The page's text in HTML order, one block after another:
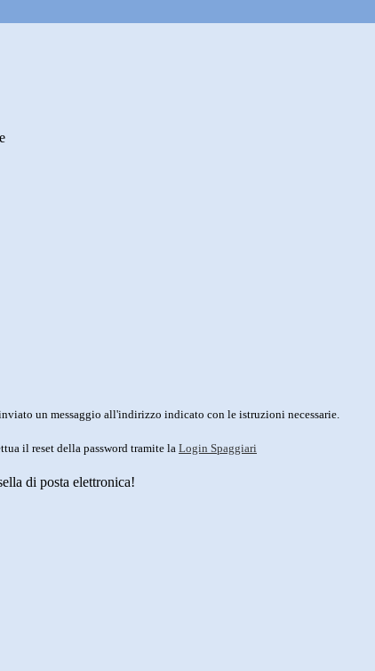
un messaggio all'indirizzo indicato con le istruzioni necessarie.
il reset della password tramite la Login Spaggiari
di posta elettronica!